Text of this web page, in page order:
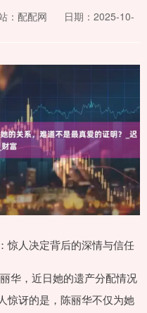
：配配网
日期：2025-10-
惊人决定背后的深情与信任
华，近日她的遗产分配情况
惊讶的是，陈丽华不仅为她